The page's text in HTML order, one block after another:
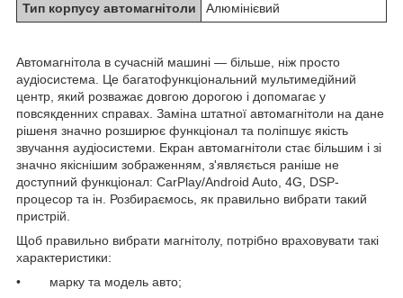
Тип корпусу автомагнітоли
Алюмінієвий
Автомагнітола в сучасній машині — більше, ніж просто
аудіосистема. Це багатофункціональний мультимедійний
центр, який розважає довгою дорогою і допомагає у
повсякденних справах. Заміна штатної автомагнітоли на дане
рішеня значно розширює функціонал та поліпшує якість
звучання аудіосистеми. Екран автомагнітоли стає більшим і зі
значно якіснішим зображенням, з'являється раніше не
доступний функціонал: CarPlay/Android Auto, 4G, DSP-
процесор та ін. Розбираємось, як правильно вибрати такий
пристрій.
Щоб правильно вибрати магнітолу, потрібно враховувати такі
характеристики:
• марку та модель авто;